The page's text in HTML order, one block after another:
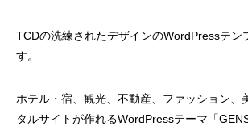
TCDの洗練されたデザインのWordPressテン
す。
ホテル・宿、観光、不動産、ファッション、
タルサイトが作れるWordPressテーマ「